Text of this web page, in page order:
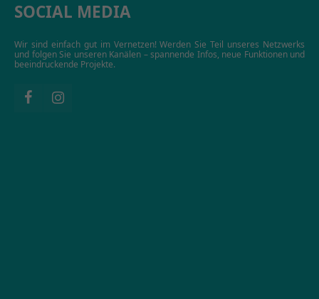
SOCIAL MEDIA
Wir sind einfach gut im Vernetzen! Werden Sie Teil unseres Netzwerks
und folgen Sie unseren Kanälen – spannende Infos, neue Funktionen und
beeindruckende Projekte.